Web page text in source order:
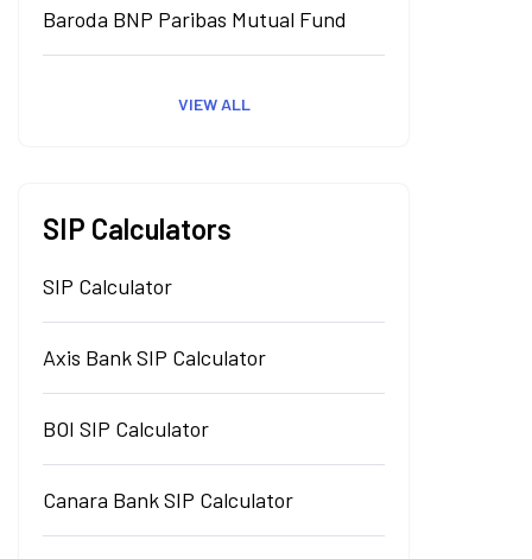
Baroda BNP Paribas Mutual Fund
VIEW ALL
SIP Calculators
SIP Calculator
Axis Bank SIP Calculator
BOI SIP Calculator
Canara Bank SIP Calculator